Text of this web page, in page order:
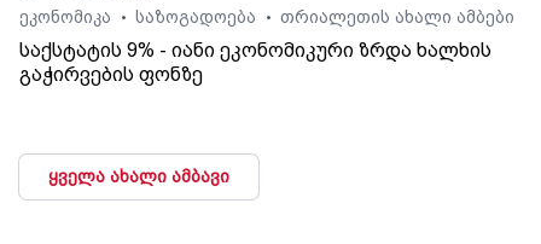
ეკონომიკა
• საზოგადოება • თრიალეთის ახალი ამბები
საქსტატის 9% - იანი ეკონომიკური ზრდა ხალხის
გაჭირვების ფონზე
ყველა ახალი ამბავი